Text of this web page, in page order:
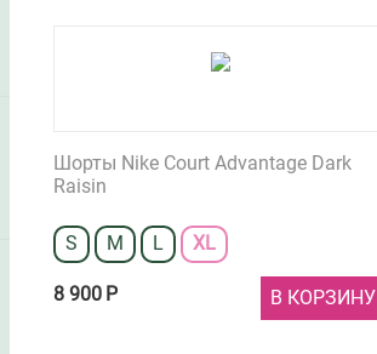
Шорты Nike Court Advantage Dark
Raisin
S M L XL
8 900 Р В КОРЗИНУ